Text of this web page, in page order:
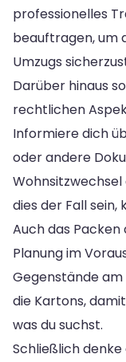
professionelles
beauftragen, um
Umzugs
Darüber hinaus
rechtlichen
Informiere dich
oder andere
dies der Fall
Auch das
Planung im
Gegenstände
die Kartons,
was du suchst.
Schließlich